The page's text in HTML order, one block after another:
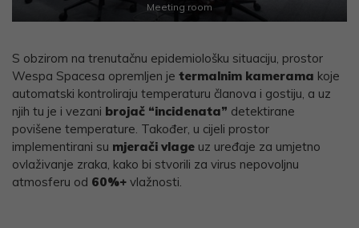
Meeting room
S obzirom na trenutačnu epidemiološku situaciju, prostor
Wespa Spacesa opremljen je termalnim kamerama koje
automatski kontroliraju temperaturu članova i gostiju, a uz
njih tu je i vezani brojač “incidenata” detektirane
povišene temperature. Također, u cijeli prostor
implementirani su mjerači vlage uz uređaje za umjetno
ovlaživanje zraka, kako bi stvorili za virus nepovoljnu
atmosferu od 60%+ vlažnosti.